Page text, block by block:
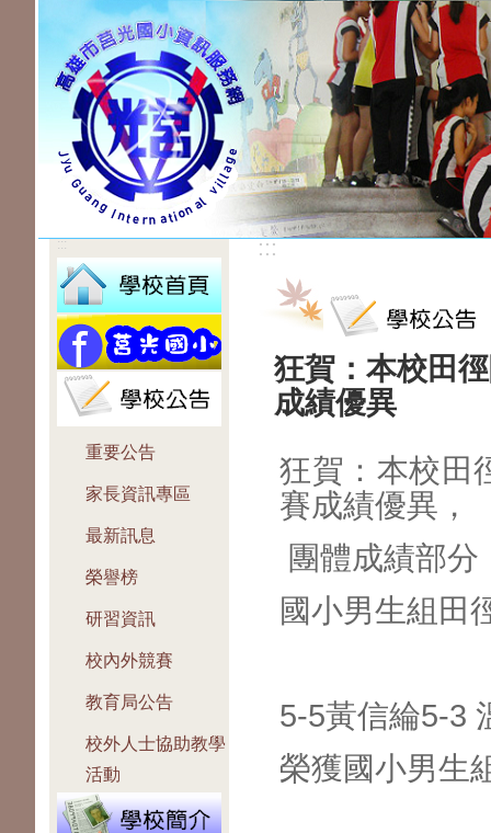
:::
重要公告
家長資訊專區
最新訊息
榮譽榜
研習資訊
校內外競賽
教育局公告
校外人士協助教學
活動
:::
狂賀：本校田
成績優異
狂賀：本校田
賽成績優異，
團體成績部分
國小男生組田
5-5黃信綸5-3
榮獲國小男生